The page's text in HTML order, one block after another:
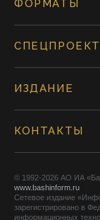
ФОРМАТЫ
ИЗДАНИЕ
КОНТАКТЫ
© 1992-2026 АО ИА
www.bashinform.ru
Сетевое издание
зарегистрировано в
информационных